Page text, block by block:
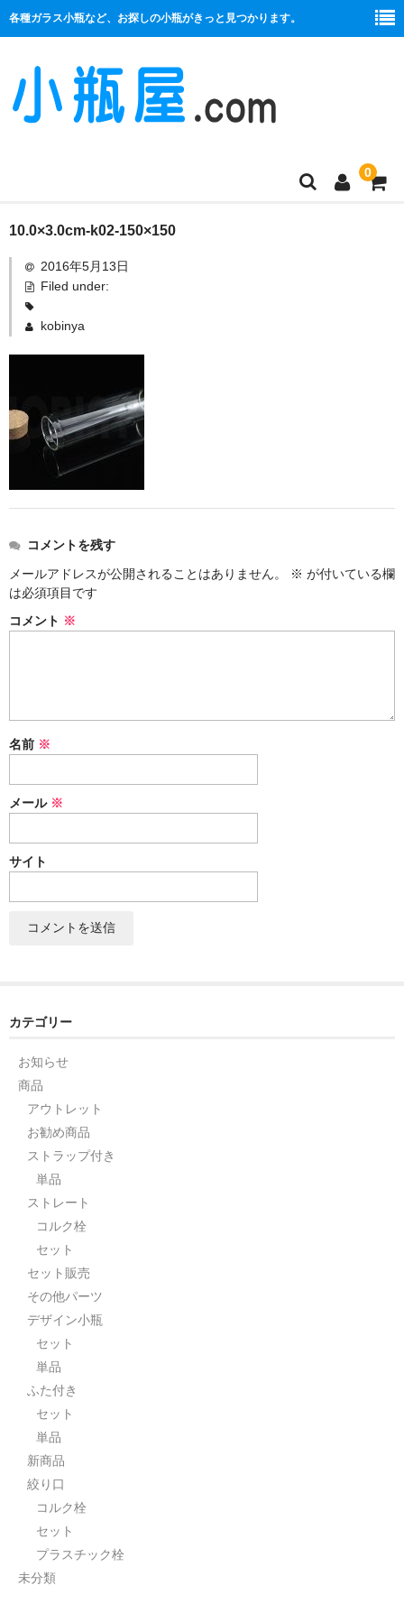
各種ガラス小瓶など、お探しの小瓶がきっと見つかります。
0
商品一覧
絞り口
ストレート
コルク栓
セット
単品
セット
デザイン小瓶
単品
パーツ
10.0×3.0cm-k02-150×150
2016年5月13日
Filed under:
kobinya
コメントを残す
メールアドレスが公開されることはありません。
※ が付いている欄
は必須項目です
コメント ※
名前 ※
メール ※
サイト
カテゴリー
お知らせ
商品
アウトレット
お勧め商品
ストラップ付き
単品
ストレート
コルク栓
セット
セット販売
その他パーツ
デザイン小瓶
セット
単品
ふた付き
セット
単品
新商品
絞り口
コルク栓
セット
プラスチック栓
未分類